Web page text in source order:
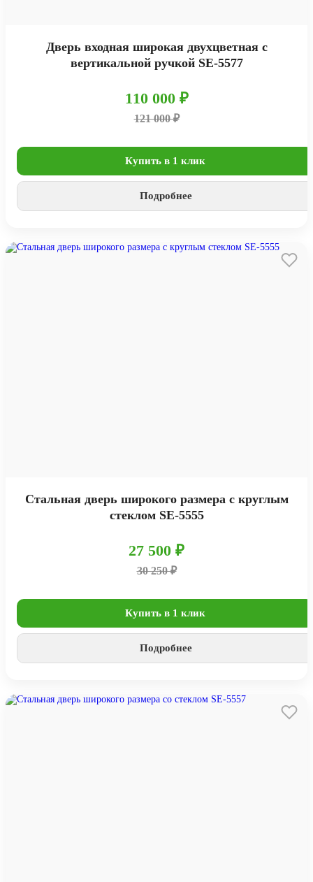
Дверь входная широкая двухцветная с
вертикальной ручкой SE-5577
110 000 ₽
121 000 ₽
Купить в 1 клик
Подробнее
Стальная дверь широкого размера с круглым
стеклом SE-5555
27 500 ₽
30 250 ₽
Купить в 1 клик
Подробнее